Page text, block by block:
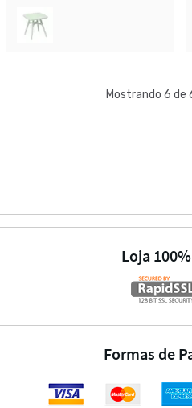
Mostrando 6 de